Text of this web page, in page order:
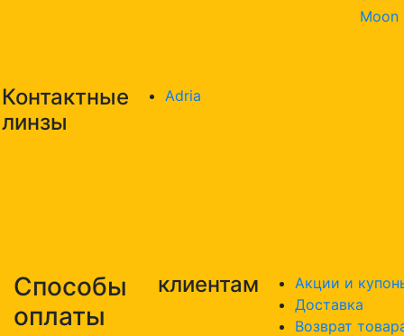
Moon
Контактные
линзы
Adria
Способы
оплаты
клиентам
Акции и
Доставка
Возврат